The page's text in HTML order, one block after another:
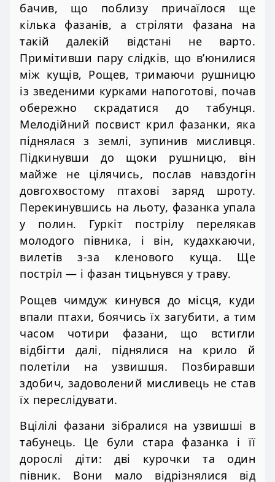
бачив, що поблизу причаїлося ще
кілька фазанів, а стріляти фазана на
такій далекій відстані не варто.
Примітивши пару слідків, що в’юнилися
між кущів, Рощев, тримаючи рушницю
із зведеними курками напоготові, почав
обережно скрадатися до табунця.
Мелодійний посвист крил фазанки, яка
піднялася з землі, зупинив мисливця.
Підкинувши до щоки рушницю, він
майже не цілячись, послав навздогін
довгохвостому птахові заряд шроту.
Перекинувшись на льоту, фазанка упала
у полин. Гуркіт пострілу перелякав
молодого півника, і він, кудахкаючи,
вилетів з-за кленового куща. Ще
постріл — і фазан тицьнувся у траву.
Рощев чимдуж кинувся до місця, куди
впали птахи, боячись їх загубити, а тим
часом чотири фазани, що встигли
відбігти далі, піднялися на крило й
полетіли на узвишшя. Позбиравши
здобич, задоволений мисливець не став
їх переслідувати.
Вцілілі фазани зібралися на узвишші в
табунець. Це були стара фазанка і її
дорослі діти: дві курочки та один
півник. Вони мало відрізнялися від